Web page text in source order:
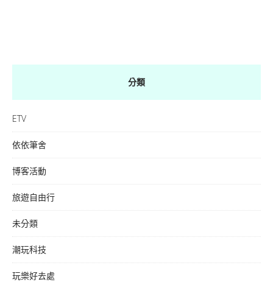
分類
ETV
依依筆舍
博客活動
旅遊自由行
未分類
潮玩科技
玩樂好去處